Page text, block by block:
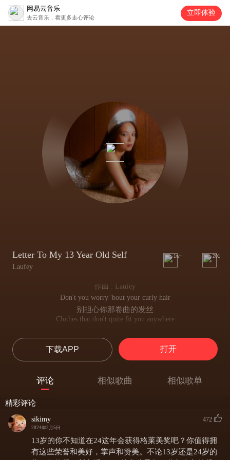
网易云音乐
去云音乐，看更多走心评论
立即体验
Letter To My 13 Year Old Self
Laufey
1w+ 201
作曲 : Laufey
Don't you worry 'bout your curly hair
别担心你那卷曲的发丝
Clothes that don't quite fit you anywhere
Voices echo in the gym, another girl's had her first kiss
在体育馆中回荡的声音 又一个女孩迎来了初吻
Please don't think too much of it, darling
I'm so sorry that they pick you last
还试着念出你在别国的名字 以此来嘲笑你 而深感抱歉
我知道你感觉自己很突出
So different from the crowd
下载APP 打开
评论 相似歌曲 相似歌单
精彩评论
sikimy
2024年2月5日
472
13岁的你不知道在24这年会获得格莱美奖吧？你值得拥
有这些荣誉和美好，掌声和赞美。不论13岁还是24岁的